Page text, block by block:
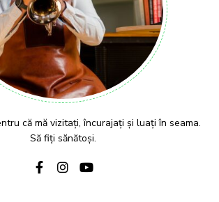
că mă vizitați, încurajați și luați în seama.
Să fiți sănătoși.